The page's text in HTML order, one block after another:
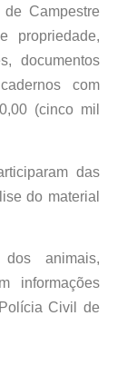
Campestre
propriedade,
documentos
com
(cinco mil
das
do material
animais,
informações
Civil de